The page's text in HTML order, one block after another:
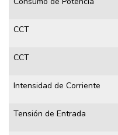
CCT
CCT
Intensidad de Corriente
Tensión de Entrada